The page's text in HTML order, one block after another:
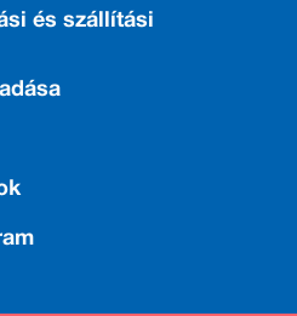
és szállítási